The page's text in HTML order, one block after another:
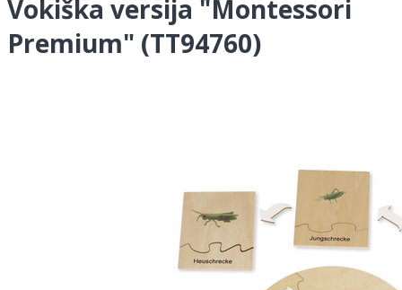
Vokiška versija "Montessori
Premium" (TT94760)